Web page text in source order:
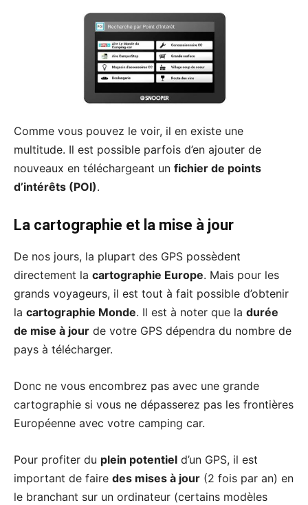
Comme vous pouvez le voir, il en existe une
multitude. Il est possible parfois d’en ajouter de
nouveaux en téléchargeant un fichier de points
d’intérêts (POI).
La cartographie et la mise à jour
De nos jours, la plupart des GPS possèdent
directement la cartographie Europe. Mais pour les
grands voyageurs, il est tout à fait possible d’obtenir
la cartographie Monde. Il est à noter que la durée
de mise à jour de votre GPS dépendra du nombre de
pays à télécharger.
Donc ne vous encombrez pas avec une grande
cartographie si vous ne dépasserez pas les frontières
Européenne avec votre camping car.
Pour profiter du plein potentiel d’un GPS, il est
important de faire des mises à jour (2 fois par an) en
le branchant sur un ordinateur (certains modèles